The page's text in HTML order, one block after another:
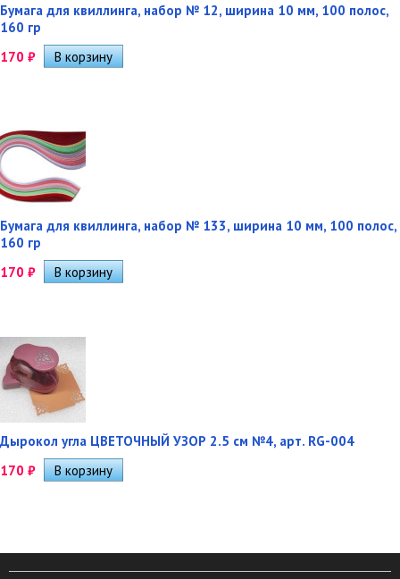
Бумага для квиллинга, набор № 12, ширина 10 мм, 100 полос,
160 гр
170 ₽
Бумага для квиллинга, набор № 133, ширина 10 мм, 100 полос,
160 гр
170 ₽
Дырокол угла ЦВЕТОЧНЫЙ УЗОР 2.5 см №4, арт. RG-004
170 ₽